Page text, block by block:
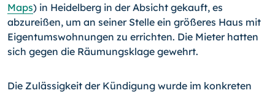
Maps) in Heidelberg in der Absicht gekauft, es
abzureißen, um an seiner Stelle ein größeres Haus mit
Eigentumswohnungen zu errichten. Die Mieter hatten
sich gegen die Räumungsklage gewehrt.
Die Zulässigkeit der Kündigung wurde im konkreten